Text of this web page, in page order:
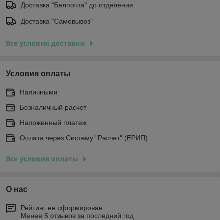
Доставка "Белпочта" до отделения.
Доставка "Самовывоз"
Все условия доставки
Условия оплаты
Наличными
Безналичный расчет
Наложенный платеж
Оплата через Систему "Расчет" (ЕРИП).
Все условия оплаты
О нас
Рейтинг не сформирован
Менее 5 отзывов за последний год